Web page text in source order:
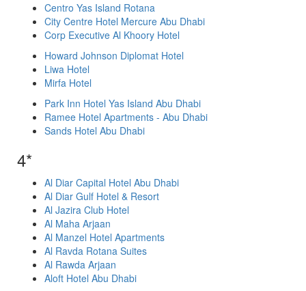
Centro Yas Island Rotana
City Centre Hotel Mercure Abu Dhabi
Corp Executive Al Khoory Hotel
Howard Johnson Diplomat Hotel
Liwa Hotel
Mirfa Hotel
Park Inn Hotel Yas Island Abu Dhabi
Ramee Hotel Apartments - Abu Dhabi
Sands Hotel Abu Dhabi
4*
Al Diar Capital Hotel Abu Dhabi
Al Diar Gulf Hotel & Resort
Al Jazira Club Hotel
Al Maha Arjaan
Al Manzel Hotel Apartments
Al Ravda Rotana Suites
Al Rawda Arjaan
Aloft Hotel Abu Dhabi